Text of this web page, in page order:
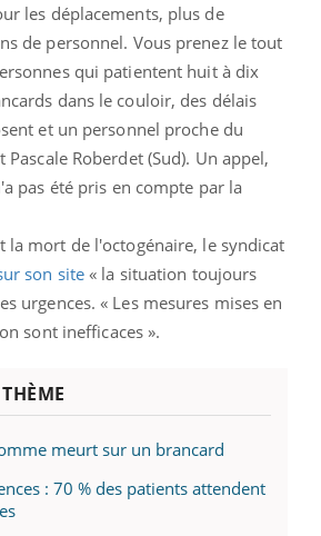
les déplacements, plus de
de personnel. Vous prenez le tout
qui patientent huit à dix
dans le couloir, des délais
et un personnel proche du
Roberdet (Sud). Un appel,
pas été pris en compte par la
la mort de l'octogénaire, le syndicat
son site« la situation toujours
urgences. « Les mesures mises en
sont inefficaces ».
meurt sur un brancard
: 70 % des patients attendent